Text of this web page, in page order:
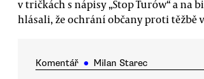
v tričkách s nápisy „Stop Turów“ a na
hlásali, že ochrání občany proti těžbě
Komentář ● Milan Starec